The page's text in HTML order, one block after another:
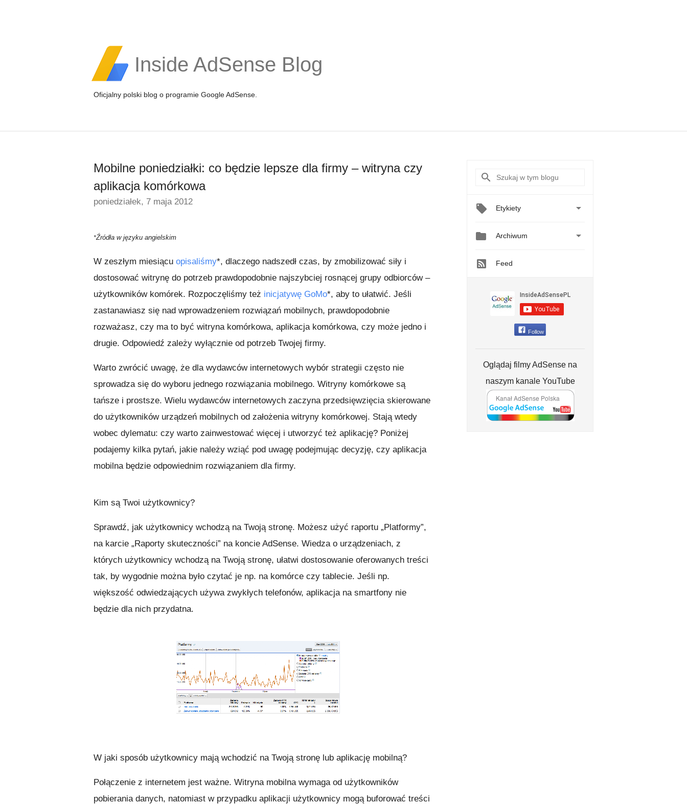
Inside AdSense Blog
Oficjalny polski blog o programie Google AdSense.
Mobilne poniedziałki: co będzie lepsze dla firmy – witryna czy
aplikacja komórkowa
poniedziałek, 7 maja 2012
*Źródła w języku angielskim
W zeszłym miesiącu opisaliśmy*, dlaczego nadszedł czas, by zmobilizować siły i
dostosować witrynę do potrzeb prawdopodobnie najszybciej rosnącej grupy odbiorców –
użytkowników komórek. Rozpoczęliśmy też inicjatywę GoMo*, aby to ułatwić. Jeśli
zastanawiasz się nad wprowadzeniem rozwiązań mobilnych, prawdopodobnie
rozważasz, czy ma to być witryna komórkowa, aplikacja komórkowa, czy może jedno i
drugie. Odpowiedź zależy wyłącznie od potrzeb Twojej firmy.
Warto zwrócić uwagę, że dla wydawców internetowych wybór strategii często nie
sprowadza się do wyboru jednego rozwiązania mobilnego. Witryny komórkowe są
tańsze i prostsze. Wielu wydawców internetowych zaczyna przedsięwzięcia skierowane
do użytkowników urządzeń mobilnych od założenia witryny komórkowej. Stają wtedy
wobec dylematu: czy warto zainwestować więcej i utworzyć też aplikację? Poniżej
podajemy kilka pytań, jakie należy wziąć pod uwagę podejmując decyzję, czy aplikacja
mobilna będzie odpowiednim rozwiązaniem dla firmy.
Kim są Twoi użytkownicy?
Sprawdź, jak użytkownicy wchodzą na Twoją stronę. Możesz użyć raportu „Platformy”,
na karcie „Raporty skuteczności” na koncie AdSense. Wiedza o urządzeniach, z
których użytkownicy wchodzą na Twoją stronę, ułatwi dostosowanie oferowanych treści
tak, by wygodnie można było czytać je np. na komórce czy tablecie. Jeśli np.
większość odwiedzających używa zwykłych telefonów, aplikacja na smartfony nie
będzie dla nich przydatna.
W jaki sposób użytkownicy mają wchodzić na Twoją stronę lub aplikację mobilną?
Połączenie z internetem jest ważne. Witryna mobilna wymaga od użytkowników
pobierania danych, natomiast w przypadku aplikacji użytkownicy mogą buforować treści
Etykiety 
 Archiwum 
Feed
Follow
Oglądaj filmy AdSense na
naszym kanale YouTube